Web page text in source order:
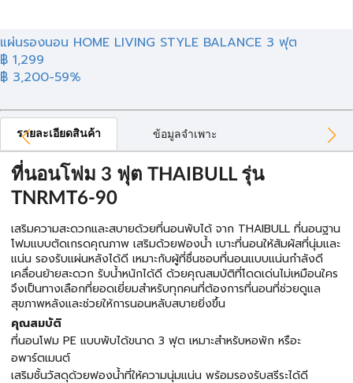
แผ่นรองนอน HOME LIVING STYLE BALANCE 3 ฟุต
฿ 1,299
฿ 3,200-59%
รายละเอียดสินค้า ข้อมูลจำเพาะ
ที่นอนโฟม 3 ฟุต THAIBULL รุ่น
TNRMT6-90
เสริมความสะดวกและสบายด้วยที่นอนพับได้ จาก THAIBULL ที่นอนฐาน
โฟมแบบตัดเกรดคุณภาพ เสริมด้วยฟองน้ำ เบาะที่นอนให้สัมผัสที่นุ่มและ
แน่น รองรับแผ่นหลังได้ดี เหมาะกับผู้ที่ชื่นชอบที่นอนแบบแน่นกำลังดี
เคลื่อนย้ายสะดวก รับน้ำหนักได้ดี ด้วยคุณสมบัติที่โดดเด่นไม่เหมือนใคร
จึงเป็นทางเลือกที่ยอดเยี่ยมสำหรับทุกคนที่ต้องการที่นอนที่ช่วยดูแล
สุขภาพหลังและช่วยให้การนอนหลับสบายยิ่งขึ้น
คุณสมบัติ
ที่นอนโฟม PE แบบพับได้ขนาด 3 ฟุต เหมาะสำหรับหอพัก หรือะ
อพาร์ตเมนต์
เสริมชั้นวัสดุด้วยฟองน้ำที่ให้ความนุ่มแน่น พร้อมรองรับสรีระได้ดี